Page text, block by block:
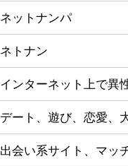
ネットナンパ
ネトナン
インターネット上で異
デート、遊び、恋愛、
出会い系サイト、マッ